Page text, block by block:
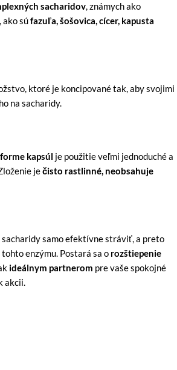
sacharidov, známych ako
ako súfazuľa, šošovica, cícer, kapusta
ktoré je koncipované tak, aby svojimi
na sacharidy.
kapsúl je použitie veľmi jednoduché a
ječisto rastlinné, neobsahuje
samo efektívne stráviť, a preto
enzýmu. Postará sa o rozštiepenie
ideálnym partnerom pre vaše spokojné
akcii.